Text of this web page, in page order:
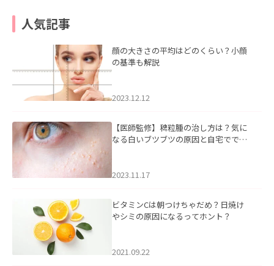
人気記事
顔の大きさの平均はどのくらい？小顔
の基準も解説
2023.12.12
【医師監修】稗粒腫の治し方は？気に
なる白いブツブツの原因と自宅ででき
2023.11.17
ビタミンCは朝つけちゃだめ？日焼け
やシミの原因になるってホント？
2021.09.22